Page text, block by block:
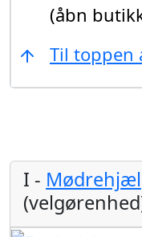
(åbn
Til toppen
I -